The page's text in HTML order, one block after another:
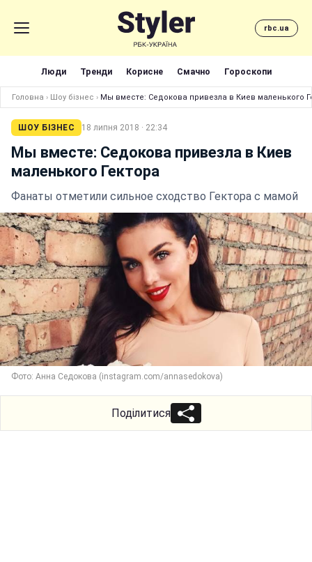
rbc.ua
Люди Тренди Корисне Смачно Гороскопи
Головна › Шоу бізнес › Мы вместе: Седокова привезла в Киев маленького
ШОУ БІЗНЕС 18 липня 2018 · 22:34
Мы вместе: Седокова привезла в Киев
маленького Гектора
Фанаты отметили сильное сходство Гектора с мамой
Фото: Анна Седокова (instagram.com/annasedokova)
Поділитися